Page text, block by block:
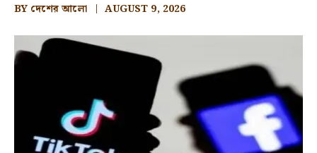
BY দেশের আলো AUGUST 9, 2026